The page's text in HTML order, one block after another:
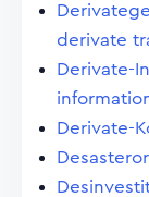
derivate
Derivate-
Derivate-